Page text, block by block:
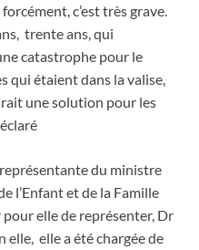
c’est très grave.
trente ans, qui
catastrophe pour le
qui étaient dans la valise,
une solution pour les
du ministre
l’Enfant et de la Famille
pour elle de représenter, Dr
elle, elle a été chargée de